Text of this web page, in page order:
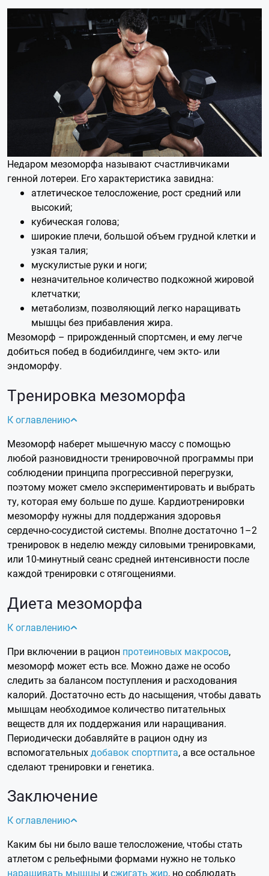
Недаром мезоморфа называют счастливчиками
генной лотереи. Его характеристика завидна:
атлетическое телосложение, рост средний или
высокий;
кубическая голова;
широкие плечи, большой объем грудной клетки и
узкая талия;
мускулистые руки и ноги;
незначительное количество подкожной жировой
клетчатки;
метаболизм, позволяющий легко наращивать
мышцы без прибавления жира.
Мезоморф – прирожденный спортсмен, и ему легче
добиться побед в бодибилдинге, чем экто- или
эндоморфу.
Тренировка мезоморфа
К оглавлению
Мезоморф наберет мышечную массу с помощью
любой разновидности тренировочной программы при
соблюдении принципа прогрессивной перегрузки,
поэтому может смело экспериментировать и выбрать
ту, которая ему больше по душе. Кардиотренировки
мезоморфу нужны для поддержания здоровья
сердечно-сосудистой системы. Вполне достаточно 1–2
тренировок в неделю между силовыми тренировками,
или 10-минутный сеанс средней интенсивности после
каждой тренировки с отягощениями.
Диета мезоморфа
К оглавлению
При включении в рацион протеиновых макросов,
мезоморф может есть все. Можно даже не особо
следить за балансом поступления и расходования
калорий. Достаточно есть до насыщения, чтобы давать
мышцам необходимое количество питательных
веществ для их поддержания или наращивания.
Периодически добавляйте в рацион одну из
вспомогательныхдобавок спортпита, а все остальное
сделают тренировки и генетика.
Заключение
К оглавлению
Каким бы ни было ваше телосложение, чтобы стать
атлетом с рельефными формами нужно не только
наращивать мышцы и сжигать жир, но соблюдать